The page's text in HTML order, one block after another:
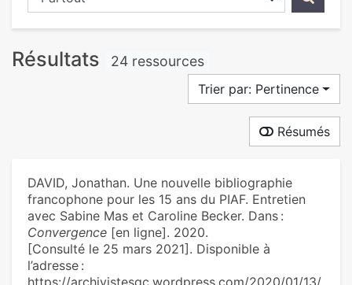
Résultats 24 ressources
Trier par: Pertinence
Résumés
DAVID, Jonathan. Une nouvelle bibliographie
francophone pour les 15 ans du PIAF. Entretien
avec Sabine Mas et Caroline Becker. Dans :
Convergence [en ligne]. 2020.
[Consulté le 25 mars 2021]. Disponible à
l’adresse :